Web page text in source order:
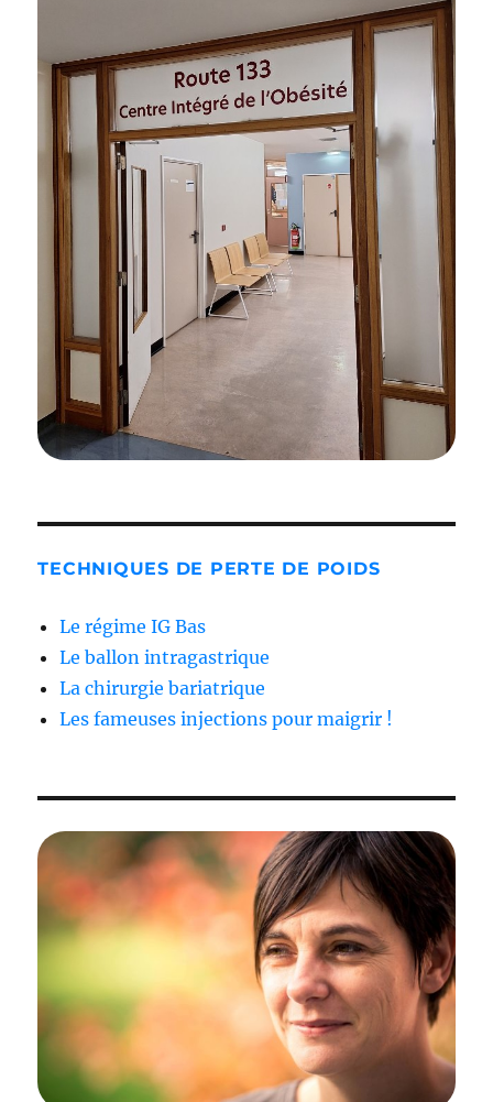
TECHNIQUES DE PERTE DE POIDS
Le régime IG Bas
Le ballon intragastrique
La chirurgie bariatrique
Les fameuses injections pour maigrir !